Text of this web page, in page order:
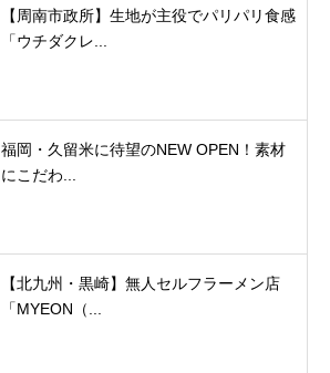
【周南市政所】生地が主役でパリパリ食感
「ウチダクレ...
福岡・久留米に待望のNEW OPEN！素材
にこだわ...
【北九州・黒崎】無人セルフラーメン店
「MYEON（...